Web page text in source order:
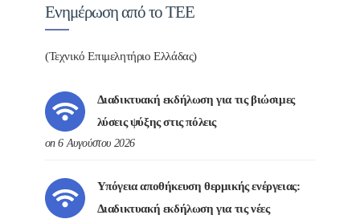
Ενημέρωση από το ΤΕΕ
(Τεχνικό Επιμελητήριο Ελλάδας)
Διαδικτυακή εκδήλωση για τις βιώσιμες
λύσεις ψύξης στις πόλεις
on 6 Αυγούστου 2026
Υπόγεια αποθήκευση θερμικής ενέργειας:
Διαδικτυακή εκδήλωση για τις νέες